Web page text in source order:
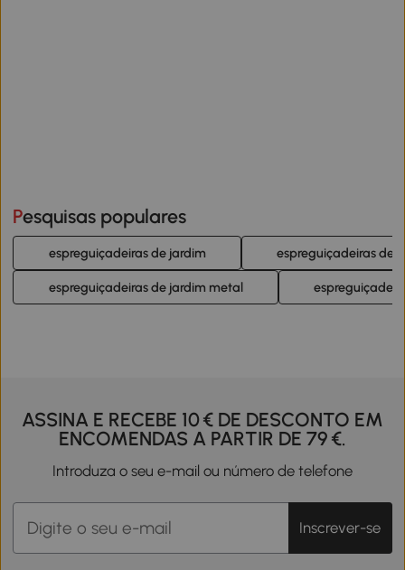
Pesquisas populares
espreguiçadeiras de jardim espreguiçadeiras de
espreguiçadeiras de jardim metal
ASSINA E RECEBE 10 € DE DESCONTO EM
ENCOMENDAS A PARTIR DE 79 €.
Introduza o seu e-mail ou número de telefone
Inscrever-se